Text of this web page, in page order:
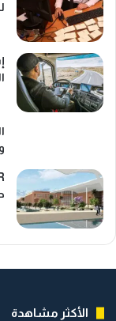
الأكثر مشاهدة